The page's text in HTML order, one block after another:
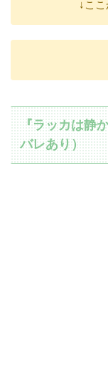
↓こ
『ラッカは静
バレあり）